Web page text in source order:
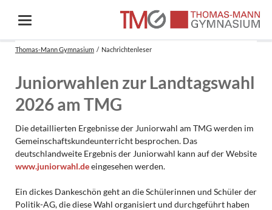
Thomas-Mann Gymnasium Nachrichtenleser
Juniorwahlen zur Landtagswahl
2026 am TMG
Die detaillierten Ergebnisse der Juniorwahl am TMG werden im
Gemeinschaftskundeunterricht besprochen. Das
deutschlandweite Ergebnis der Juniorwahl kann auf der Website
www.juniorwahl.deeingesehen werden.
Ein dickes Dankeschön geht an die Schülerinnen und Schüler der
Politik-AG, die diese Wahl organisiert und durchgeführt haben